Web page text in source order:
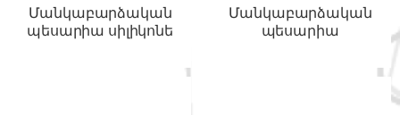
Մանկաբարձական
պեսարիա սիլիկոնե
Մանկաբարձական
պեսարիա